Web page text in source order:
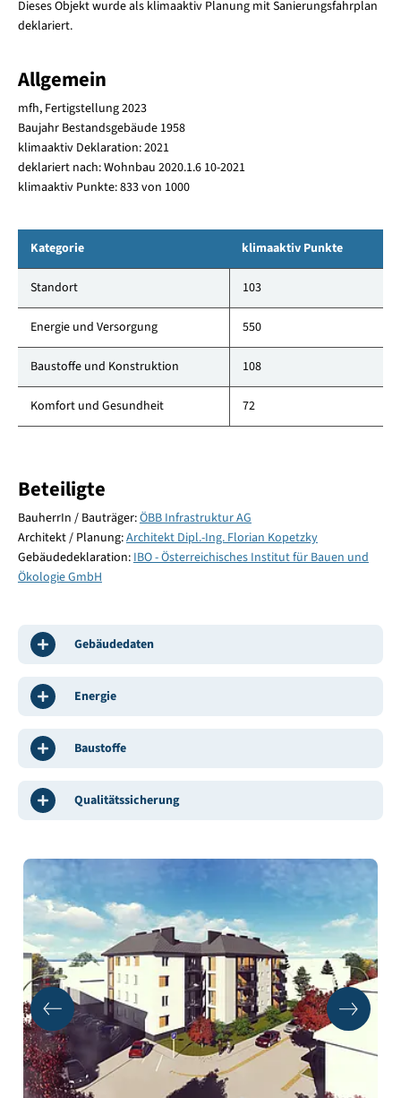
Dieses Objekt wurde als klimaaktiv Planung mit Sanierungsfahrplan
deklariert.
Allgemein
mfh, Fertigstellung 2023
Baujahr Bestandsgebäude 1958
klimaaktiv Deklaration: 2021
deklariert nach: Wohnbau 2020.1.6 10-2021
klimaaktiv Punkte: 833 von 1000
Kategorie klimaaktiv Punkte
Standort 103
Energie und Versorgung 550
Baustoffe und Konstruktion 108
Komfort und Gesundheit 72
Beteiligte
BauherrIn / Bauträger:ÖBB Infrastruktur AG
Architekt / Planung:Architekt Dipl.-Ing. Florian Kopetzky
Gebäudedeklaration:IBO - Österreichisches Institut für Bauen und
Ökologie GmbH
Gebäudedaten
Energie
Baustoffe
Qualitätssicherung